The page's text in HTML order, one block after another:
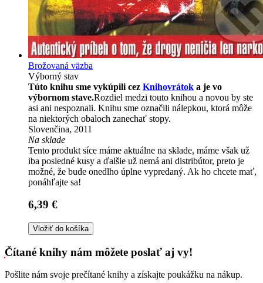
Brožovaná väzba
Výborný stav
Túto knihu sme vykúpili cez Knihovrátok a je vo
výbornom stave.Rozdiel medzi touto knihou a novou by ste
asi ani nespoznali. Knihu sme označili nálepkou, ktorá môže
na niektorých obaloch zanechať stopy.
Slovenčina, 2011
Na sklade
Tento produkt síce máme aktuálne na sklade, máme však už
iba posledné kusy a ďalšie už nemá ani distribútor, preto je
možné, že bude onedlho úplne vypredaný. Ak ho chcete mať,
ponáhľajte sa!
6,39 €
Vložiť do košíka
Čítané knihy nám môžete poslať aj vy!
Pošlite nám svoje prečítané knihy a získajte poukážku na nákup.